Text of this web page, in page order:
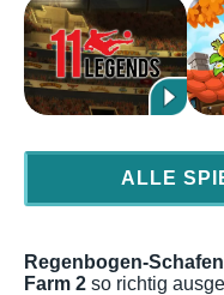
ALLE
Regenbogen-Schafen
Farm 2 so richtig